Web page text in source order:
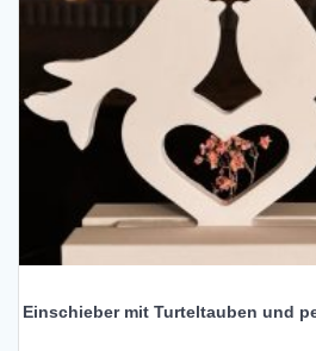
Einschieber mit Turteltauben und